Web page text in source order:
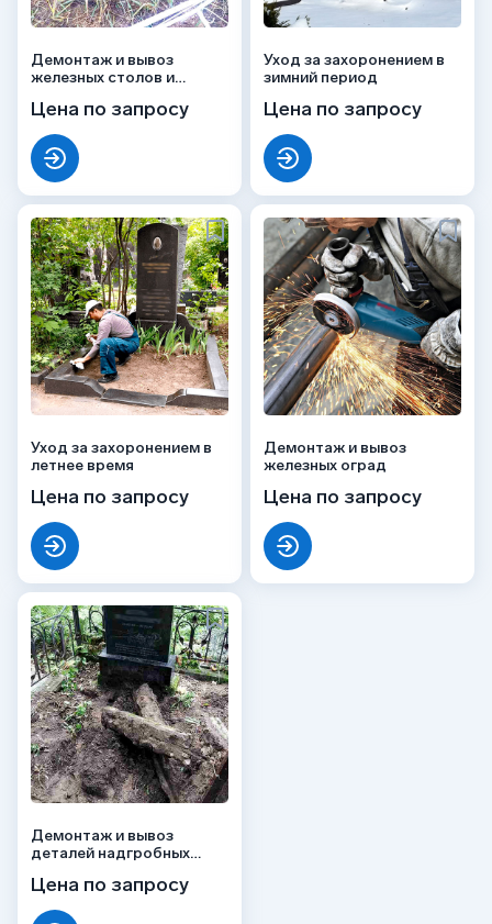
Демонтаж и вывоз
железных столов и
Цена по запросу
Уход за захоронением в
зимний период
Цена по запросу
Уход за захоронением в
летнее время
Цена по запросу
Демонтаж и вывоз
железных оград
Цена по запросу
Демонтаж и вывоз
деталей надгробных
Цена по запросу